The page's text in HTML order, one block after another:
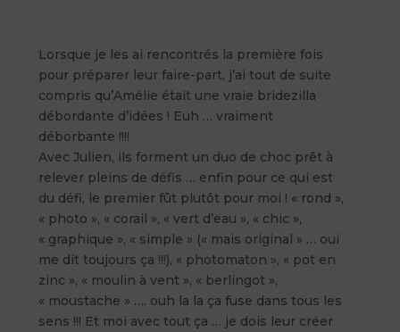
Lorsque je les ai rencontrés la première fois
pour préparer leur faire-part, j’ai tout de suite
compris qu’Amélie était une vraie bridezilla
débordante d’idées ! Euh … vraiment
déborbante !!!!
Avec Julien, ils forment un duo de choc prêt à
relever pleins de défis … enfin pour ce qui est
du défi, le premier fût plutôt pour moi ! « rond »,
« photo », « corail », « vert d’eau », « chic »,
« graphique », « simple » (« mais original » … oui
me dit toujours ça !!!), « photomaton », « pot en
zinc », « moulin à vent », « berlingot »,
« moustache » …. ouh la la ça fuse dans tous les
sens !!! Et moi avec tout ça … je dois leur créer